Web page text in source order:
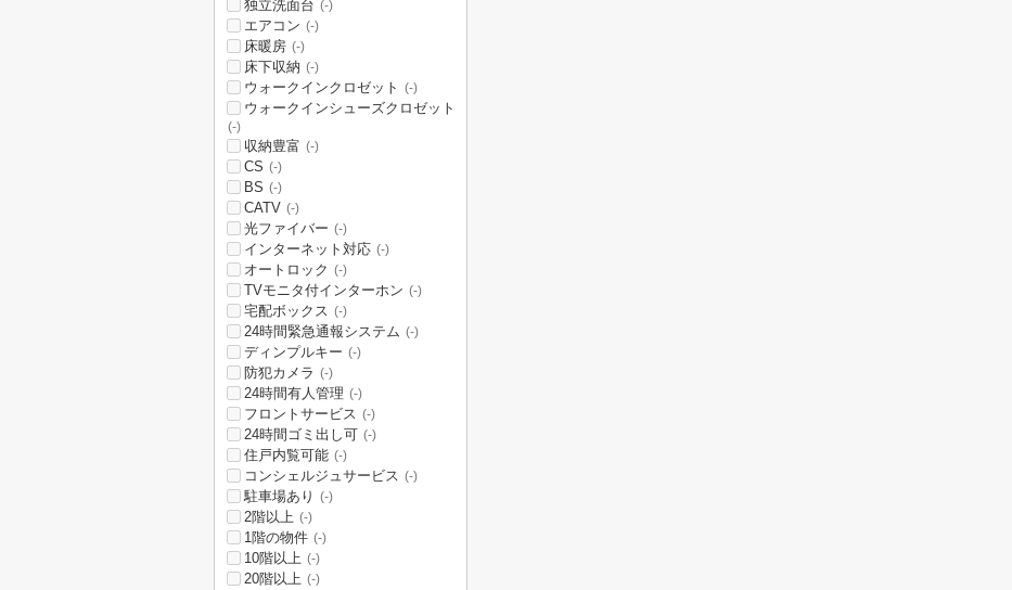
独立洗面台 (-)
エアコン (-)
床暖房 (-)
床下収納 (-)
ウォークインクロゼット (-)
ウォークインシューズクロゼット
(-)
収納豊富 (-)
CS (-)
BS (-)
CATV (-)
光ファイバー (-)
インターネット対応 (-)
オートロック (-)
TVモニタ付インターホン (-)
宅配ボックス (-)
24時間緊急通報システム (-)
ディンプルキー (-)
防犯カメラ (-)
24時間有人管理 (-)
フロントサービス (-)
24時間ゴミ出し可 (-)
住戸内覧可能 (-)
コンシェルジュサービス (-)
駐車場あり (-)
2階以上 (-)
1階の物件 (-)
10階以上 (-)
20階以上 (-)